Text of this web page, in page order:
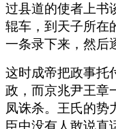
过县道的使者上书
辊车，到天子所在
一条录下来，然后
这时成帝把政事托
政，而京兆尹王章
凤诛杀。王氏的势
臣中没有人敢说直